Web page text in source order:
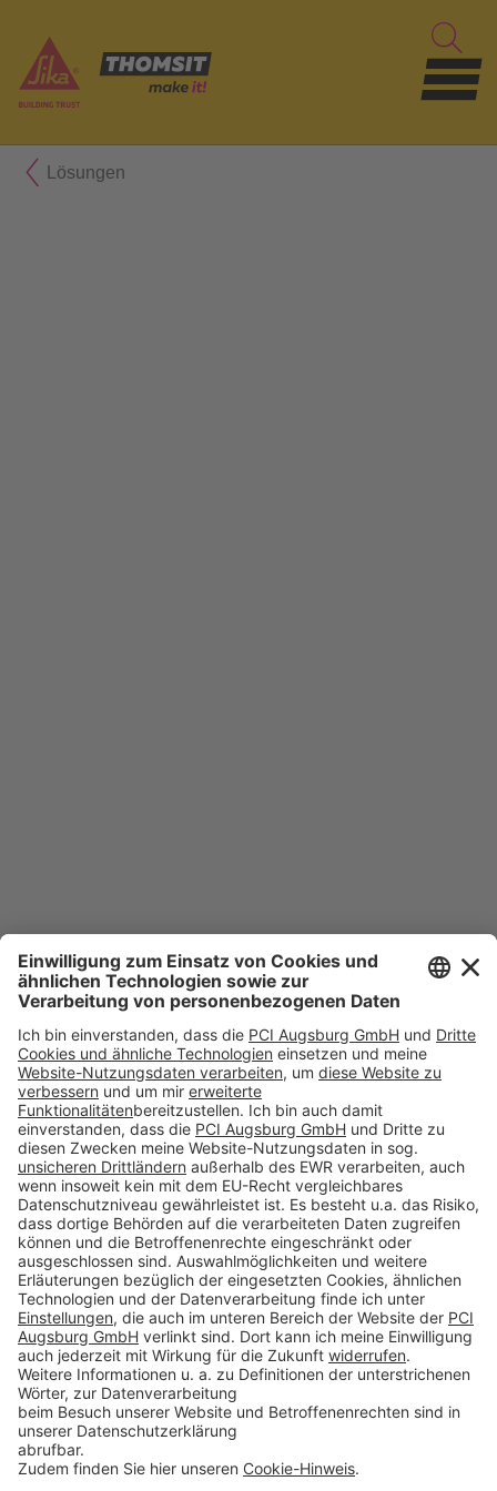
Lösungen
Folge uns auf:
Produkte
Toolbox
Über THOMSIT
Kontakt